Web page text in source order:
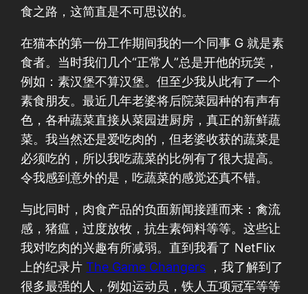
食之路，这简直是不可思议的。
在猫本的第一份工作期间我的一个同事 G 就是素
食者。当时我们几个“正常人”总是开他的玩笑，
例如：素汉堡不算汉堡。但至少我从此有了一个
素食朋友。最近几年老婆将后院菜园种的有声有
色，各种蔬菜直接从菜园进厨房，真正的新鲜蔬
菜。我当然还是爱吃肉的，但老婆收获的蔬菜是
必须吃的，所以我吃蔬菜的比例有了很大提高。
令我感到意外的是，吃蔬菜的感觉还真不错。
与此同时，肉食产品的负面新闻接踵而来：禽流
感，猪瘟，过度放牧，抗生素饲料等等。这些让
我对吃肉的兴趣有所减弱。直到我看了 NetFlix
上的纪录片The Game Changers ，我了解到了
很多最强的人，例如运动员，铁人五项冠军等等